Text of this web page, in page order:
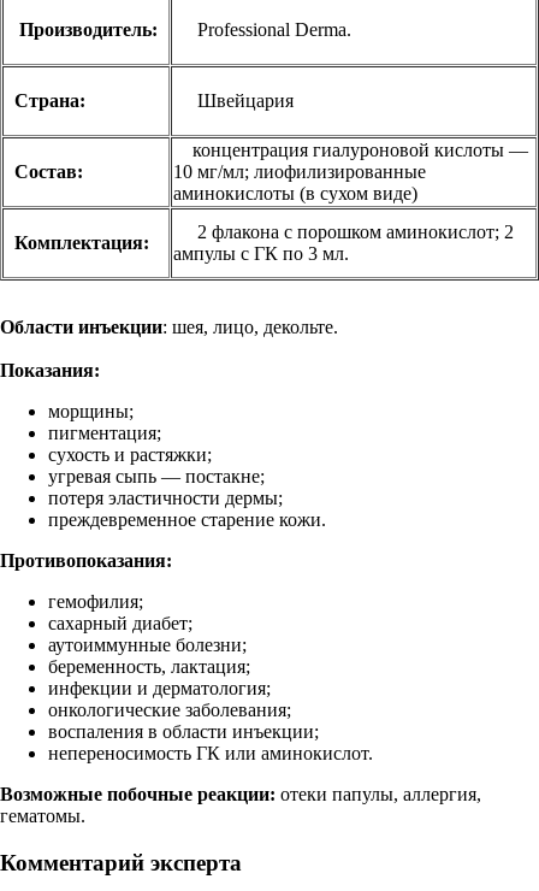
Производитель: Professional Derma.
Страна: Швейцария
Состав:
концентрация гиалуроновой кислоты —
10 мг/мл; лиофилизированные
аминокислоты (в сухом виде)
Комплектация:
2 флакона с порошком аминокислот; 2
ампулы с ГК по 3 мл.
Области инъекции: шея, лицо, декольте.
Показания:
морщины;
пигментация;
сухость и растяжки;
угревая сыпь — постакне;
потеря эластичности дермы;
преждевременное старение кожи.
Противопоказания:
гемофилия;
сахарный диабет;
аутоиммунные болезни;
беременность, лактация;
инфекции и дерматология;
онкологические заболевания;
воспаления в области инъекции;
непереносимость ГК или аминокислот.
Возможные побочные реакции: отеки папулы, аллергия,
гематомы.
Комментарий эксперта